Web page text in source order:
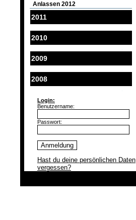
Anlassen 2012
2011
2010
2009
2008
Login:
Benutzername:
Passwort:
Hast du deine persönlichen Daten
vergessen?